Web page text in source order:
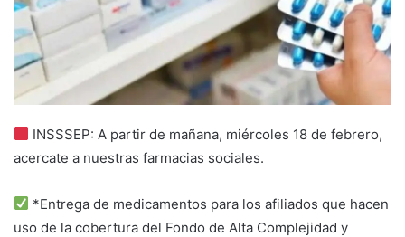
INSSSEP: A partir de mañana, miércoles 18 de febrero,
acercate a nuestras farmacias sociales.
*Entrega de medicamentos para los afiliados que hacen
uso de la cobertura del Fondo de Alta Complejidad y